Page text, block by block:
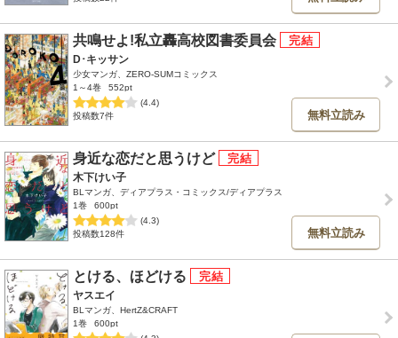
共鳴せよ!私立轟高校図書委員会
D･キッサン
少女マンガ、ZERO-SUMコミックス
1～4巻
552pt
(4.4)
投稿数7件
無料立読み
身近な恋だと思うけど
木下けい子
BLマンガ、ディアプラス・コミックス/ディアプラス
1巻
600pt
(4.3)
投稿数128件
無料立読み
とける、ほどける
ヤスエイ
BLマンガ、HertZ&CRAFT
1巻
600pt